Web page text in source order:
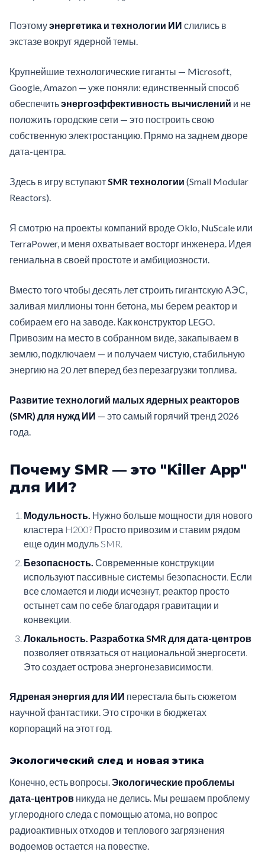
Поэтомуэнергетика и технологии ИИ слились в
экстазе вокруг ядерной темы.
Крупнейшие технологические гиганты — Microsoft,
Google, Amazon — уже поняли: единственный способ
обеспечитьэнергоэффективность вычислений и не
положить городские сети — это построить свою
собственную электростанцию. Прямо на заднем дворе
дата-центра.
Здесь в игру вступаютSMR технологии (Small Modular
Reactors).
Я смотрю на проекты компаний вроде Oklo, NuScale или
TerraPower, и меня охватывает восторг инженера. Идея
гениальна в своей простоте и амбициозности.
Вместо того чтобы десять лет строить гигантскую АЭС,
заливая миллионы тонн бетона, мы берем реактор и
собираем его на заводе. Как конструктор LEGO.
Привозим на место в собранном виде, закапываем в
землю, подключаем — и получаем чистую, стабильную
энергию на 20 лет вперед без перезагрузки топлива.
Развитие технологий малых ядерных реакторов
(SMR) для нужд ИИ — это самый горячий тренд 2026
года.
Почему SMR — это "Killer App"
для ИИ?
Модульность. Нужно больше мощности для нового
кластера H200? Просто привозим и ставим рядом
еще один модуль SMR.
Безопасность. Современные конструкции
используют пассивные системы безопасности. Если
все сломается и люди исчезнут, реактор просто
остынет сам по себе благодаря гравитации и
конвекции.
Локальность. Разработка SMR для дата-центров
позволяет отвязаться от национальной энергосети.
Это создает острова энергонезависимости.
Ядреная энергия для ИИ перестала быть сюжетом
научной фантастики. Это строчки в бюджетах
корпораций на этот год.
Экологический след и новая этика
Конечно, есть вопросы.Экологические проблемы
дата-центров никуда не делись. Мы решаем проблему
углеродного следа с помощью атома, но вопрос
радиоактивных отходов и теплового загрязнения
водоемов остается на повестке.